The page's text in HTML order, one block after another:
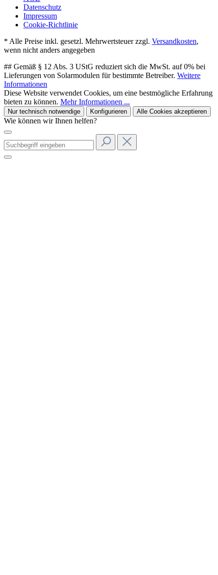
Datenschutz
Impressum
Cookie-Richtlinie
* Alle Preise inkl. gesetzl. Mehrwertsteuer zzgl. Versandkosten,
wenn nicht anders angegeben
## Gemäß § 12 Abs. 3 UStG reduziert sich die MwSt. auf 0% bei
Lieferungen von Solarmodulen für bestimmte Betreiber. Weitere
Informationen
Diese Website verwendet Cookies, um eine bestmögliche Erfahrung
bieten zu können. Mehr Informationen ...
Nur technisch notwendige Konfigurieren Alle Cookies akzeptieren
Wie können wir Ihnen helfen?